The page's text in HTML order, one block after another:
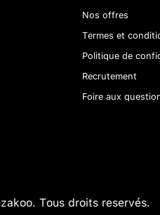
Nos offres
Termes et
Politique de
Recrutement
Foire aux
Tous droits reservés.